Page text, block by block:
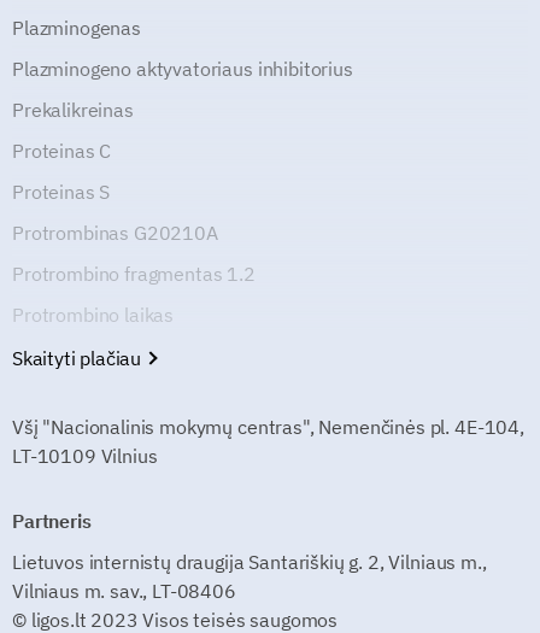
Plazminogenas
Plazminogeno aktyvatoriaus inhibitorius
Prekalikreinas
Proteinas C
Proteinas S
Protrombinas G20210A
Protrombino fragmentas 1.2
Protrombino laikas
Skaityti plačiau
Všį "Nacionalinis mokymų centras", Nemenčinės pl. 4E-104,
LT-10109 Vilnius
Partneris
Lietuvos internistų draugija Santariškių g. 2, Vilniaus m.,
Vilniaus m. sav., LT-08406
© ligos.lt 2023 Visos teisės saugomos